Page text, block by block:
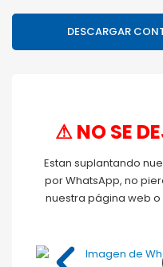
DESCARGAR
⚠ NO SE
Estan suplantando
por WhatsApp, no
nuestra página web